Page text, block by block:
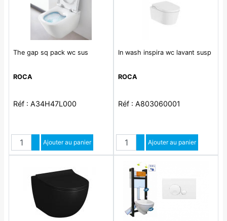
The gap sq pack wc sus
ROCA
Réf : A34H47L000
QuantitéAugmenter quantité
Diminuer quantité
Ajouter au panier
In wash inspira wc lavant susp
ROCA
Réf : A803060001
QuantitéAugmenter quantité
Diminuer quantité
Ajouter au panier